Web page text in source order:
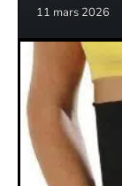
11 mars 2026